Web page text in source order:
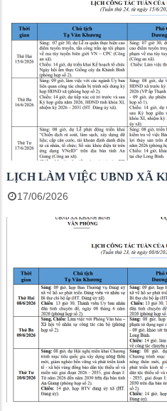
LỊCH LÀM VIỆC UBND XÃ
17/06/2026